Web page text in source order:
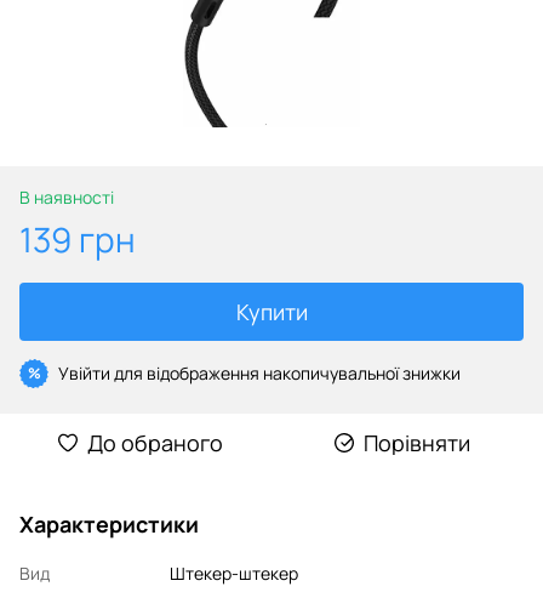
В наявності
139 грн
Купити
% Увійти для відображення накопичувальної знижки
До обраного Порівняти
Характеристики
Вид
Штекер-штекер